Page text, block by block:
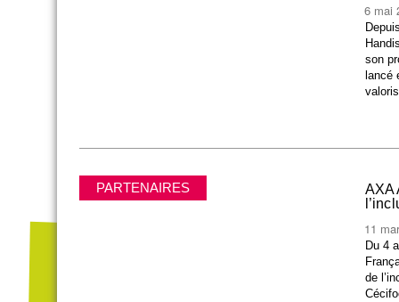
6 mai
son
lancé
PARTENAIRES
AXA
11
Du 4
de